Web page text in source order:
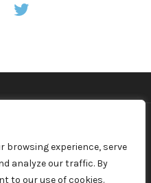
browsing experience, serve
analyze our traffic. By
to our use of cookies.
Hill, S.A.U.
y Aviso legal